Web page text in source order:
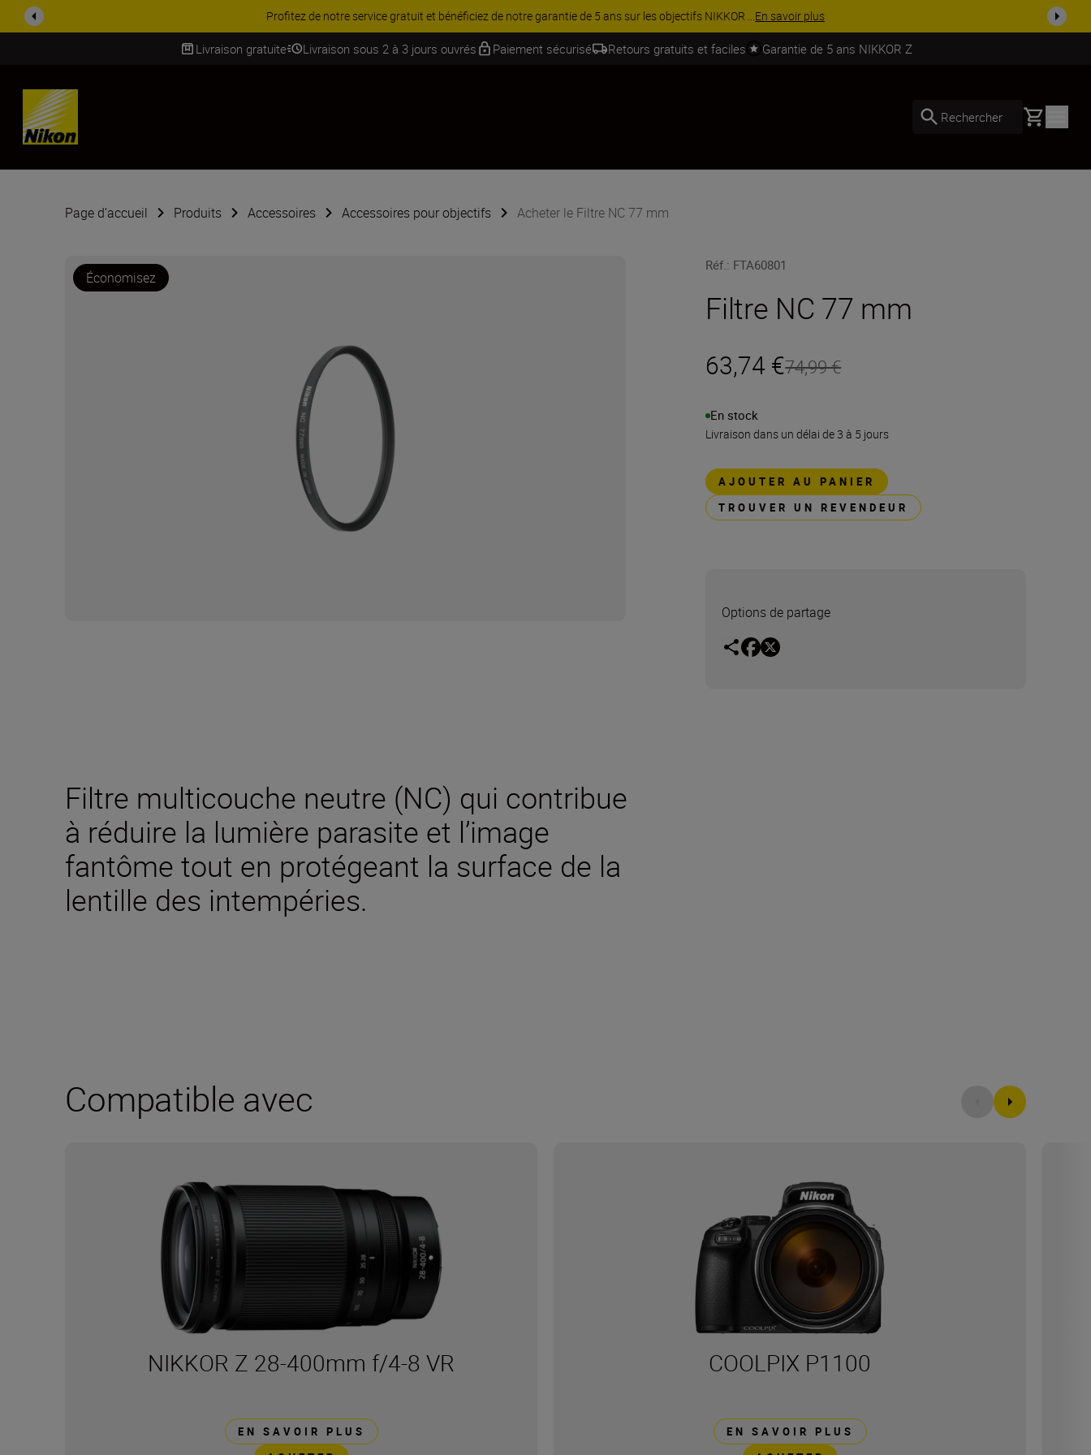
PROMOTION ACCESSOIRES | Équipez-vous davantage et économisez 15 % sur une sélection d’accessoires. Acheter maintenant
Livraison gratuite Livraison sous 2 à 3 jours ouvrés Paiement sécurisé Retours gratuits et faciles Garantie de 5 ans NIKKOR Z
SKIP
Rechercher Basket
Page d’accueil Produits Accessoires Accessoires pour objectifs Acheter le Filtre NC 77 mm
Économisez
Réf.: FTA60801
Filtre NC 77 mm
63,74 €74,99 €
En stock
Livraison dans un délai de 3 à 5 jours
AJOUTER AU PANIER
TROUVER UN REVENDEUR
Options de partage
Filtre multicouche neutre (NC) qui contribue
à réduire la lumière parasite et l’image
fantôme tout en protégeant la surface de la
lentille des intempéries.
Compatible avec
NIKKOR Z 28-400mm f/4-8 VR
EN SAVOIR PLUS
COOLPIX P1100
EN SAVOIR PLUS